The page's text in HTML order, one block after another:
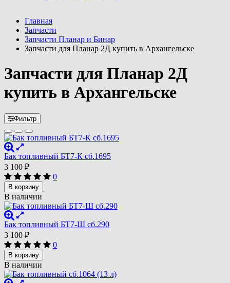
Главная
Запчасти
Запчасти Планар и Бинар
Запчасти для Планар 2Д купить в Архангельске
Запчасти для Планар 2Д
купить в Архангельске
Фильтр
Бак топливный БТ7-К сб.1695
3 100 ₽
0
В корзину
В наличии
Бак топливный БТ7-Ш сб.290
3 100 ₽
0
В корзину
В наличии